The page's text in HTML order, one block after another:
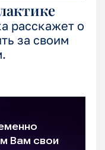
расскажет о
за своим